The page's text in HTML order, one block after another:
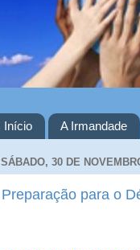
Início A Irmandade
SÁBADO, 30 DE
Preparação para o